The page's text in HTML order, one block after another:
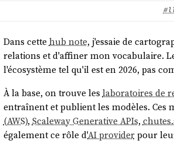
Dans cette hub note, j'essaie de
relations et d'affiner mon vocabulaire.
l'écosystème tel qu'il est en 2026, pas
À la base, on trouve les laboratoires de
entraînent et publient les modèles. Ces
(AWS), Scaleway Generative APIs,
également ce rôle d'AI providerpour